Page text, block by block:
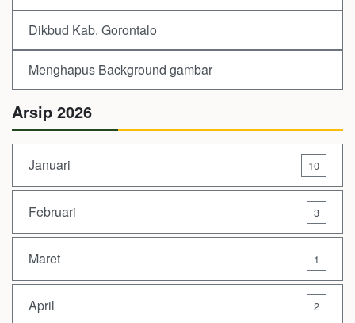
Dikbud Kab. Gorontalo
Menghapus Background gambar
Arsip 2026
Januari 10
Februari 3
Maret 1
April 2